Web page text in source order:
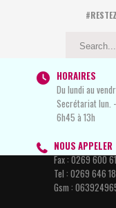
HORAIRES
Du lundi au
Secrétariat lun.
6h45 à 13h
NOUS APPELER
Fax :0269 600
Tel : 0269 646
Gsm :